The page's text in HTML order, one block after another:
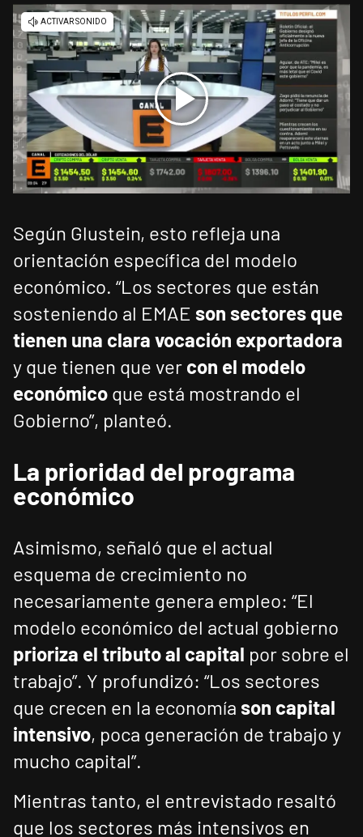
Según Glustein, esto refleja una
orientación específica del modelo
económico. “Los sectores que están
sosteniendo al EMAE son sectores que
tienen una clara vocación exportadora
y que tienen que ver con el modelo
económico que está mostrando el
Gobierno”, planteó.
La prioridad del programa
económico
Asimismo, señaló que el actual
esquema de crecimiento no
necesariamente genera empleo: “El
modelo económico del actual gobierno
prioriza el tributo al capital por sobre el
trabajo”. Y profundizó: “Los sectores
que crecen en la economía son capital
intensivo, poca generación de trabajo y
mucho capital”.
Mientras tanto, el entrevistado resaltó
que los sectores más intensivos en